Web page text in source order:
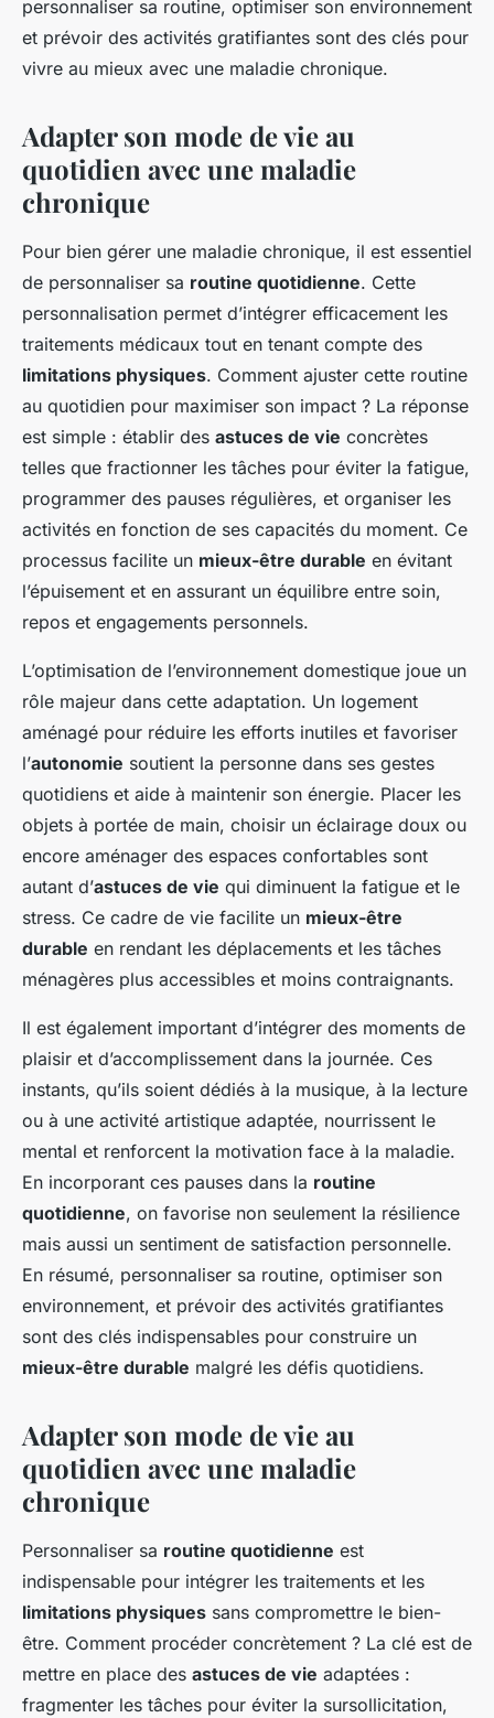
personnaliser sa routine, optimiser son environnement
et prévoir des activités gratifiantes sont des clés pour
vivre au mieux avec une maladie chronique.
Adapter son mode de vie au
quotidien avec une maladie
chronique
Pour bien gérer une maladie chronique, il est essentiel
de personnaliser sa routine quotidienne. Cette
personnalisation permet d’intégrer efficacement les
traitements médicaux tout en tenant compte des
limitations physiques. Comment ajuster cette routine
au quotidien pour maximiser son impact ? La réponse
est simple : établir des astuces de vie concrètes
telles que fractionner les tâches pour éviter la fatigue,
programmer des pauses régulières, et organiser les
activités en fonction de ses capacités du moment. Ce
processus facilite un mieux-être durable en évitant
l’épuisement et en assurant un équilibre entre soin,
repos et engagements personnels.
L’optimisation de l’environnement domestique joue un
rôle majeur dans cette adaptation. Un logement
aménagé pour réduire les efforts inutiles et favoriser
l’autonomie soutient la personne dans ses gestes
quotidiens et aide à maintenir son énergie. Placer les
objets à portée de main, choisir un éclairage doux ou
encore aménager des espaces confortables sont
autant d’astuces de vie qui diminuent la fatigue et le
stress. Ce cadre de vie facilite un mieux-être
durable en rendant les déplacements et les tâches
ménagères plus accessibles et moins contraignants.
Il est également important d’intégrer des moments de
plaisir et d’accomplissement dans la journée. Ces
instants, qu’ils soient dédiés à la musique, à la lecture
ou à une activité artistique adaptée, nourrissent le
mental et renforcent la motivation face à la maladie.
En incorporant ces pauses dans la routine
quotidienne, on favorise non seulement la résilience
mais aussi un sentiment de satisfaction personnelle.
En résumé, personnaliser sa routine, optimiser son
environnement, et prévoir des activités gratifiantes
sont des clés indispensables pour construire un
mieux-être durable malgré les défis quotidiens.
Adapter son mode de vie au
quotidien avec une maladie
chronique
Personnaliser sa routine quotidienne est
indispensable pour intégrer les traitements et les
limitations physiques sans compromettre le bien-
être. Comment procéder concrètement ? La clé est de
mettre en place des astuces de vie adaptées :
fragmenter les tâches pour éviter la sursollicitation,